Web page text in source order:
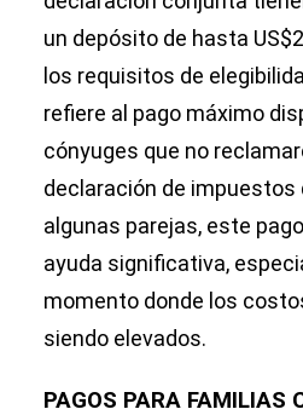
un depósito de hasta
los requisitos de
refiere al pago máximo
cónyuges que no
declaración de impuestos
algunas parejas, este
ayuda significativa,
momento donde los
siendo elevados.
PAGOS PARA FAMILIAS